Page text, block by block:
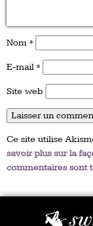
Nom *
E-mail *
Site web
Ce site utilise
savoir plus sur la
commentaires sont